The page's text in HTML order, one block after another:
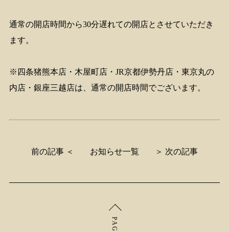
通常の開店時間から30分遅れての開店とさせていただき
ます。
※四条猪熊本店・木屋町店・JR京都伊勢丹店・東京丸の
内店・銀座三越店は、通常の開店時間でございます。
前の記事 ＜ お知らせ一覧 ＞ 次の記事